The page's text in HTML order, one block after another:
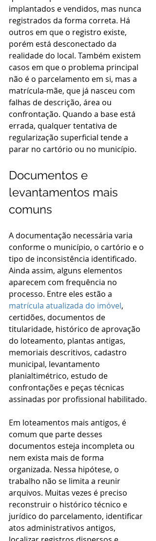
implantados e vendidos, mas nunca
registrados da forma correta. Há
outros em que o registro existe,
porém está desconectado da
realidade do local. Também existem
casos em que o problema principal
não é o parcelamento em si, mas a
matrícula-mãe, que já nasceu com
falhas de descrição, área ou
confrontação. Quando a base está
errada, qualquer tentativa de
regularização superficial tende a
parar no cartório ou no município.
Documentos e
levantamentos mais
comuns
A documentação necessária varia
conforme o município, o cartório e o
tipo de inconsistência identificado.
Ainda assim, alguns elementos
aparecem com frequência no
processo. Entre eles estão a
matrícula atualizada do imóvel,
certidões, documentos de
titularidade, histórico de aprovação
do loteamento, plantas antigas,
memoriais descritivos, cadastro
municipal, levantamento
planialtimétrico, estudo de
confrontações e peças técnicas
assinadas por profissional habilitado.
Em loteamentos mais antigos, é
comum que parte desses
documentos esteja incompleta ou
nem exista mais de forma
organizada. Nessa hipótese, o
trabalho não se limita a reunir
arquivos. Muitas vezes é preciso
reconstruir o histórico técnico e
jurídico do parcelamento, identificar
atos administrativos antigos,